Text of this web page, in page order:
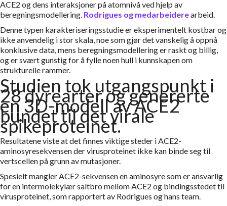
ACE2 og dens interaksjoner på atomnivå ved hjelp av
beregningsmodellering. Rodrigues og medarbeiderearbeid.
Denne typen karakteriseringsstudie er eksperimentelt kostbar og
ikke anvendelig i stor skala, noe som gjør det vanskelig å oppnå
konklusive data, mens beregningsmodellering er raskt og billig,
og er svært gunstig for å fylle noen hull i kunnskapen om
strukturelle rammer.
Studien tok utgangspunkt i
28 dyrearter og genererte
en 3D-modell av ACE2
bundet til det virale
spikeproteinet.
Resultatene viste at det finnes viktige steder i ACE2-
aminosyresekvensen der virusproteinet ikke kan binde seg til
vertscellen på grunn av mutasjoner.
Spesielt mangler ACE2-sekvensen en aminosyre som er ansvarlig
for en intermolekylær saltbro mellom ACE2 og bindingsstedet til
virusproteinet, som rapportert av Rodrigues og hans team.